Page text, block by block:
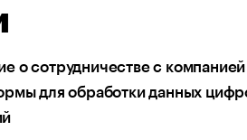
о сотрудничестве с компанией
для обработки данных